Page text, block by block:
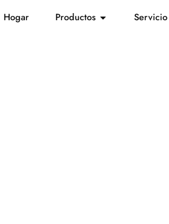
Hogar Productos Servicio